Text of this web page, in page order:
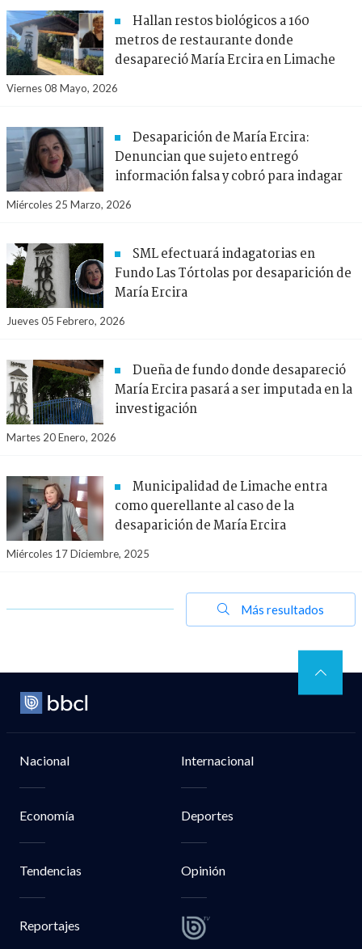
Hallan restos biológicos a 160
metros de restaurante donde
desapareció María Ercira en Limache
Viernes 08 Mayo, 2026
Desaparición de María Ercira:
Denuncian que sujeto entregó
información falsa y cobró para indagar
Miércoles 25 Marzo, 2026
SML efectuará indagatorias en
Fundo Las Tórtolas por desaparición de
María Ercira
Jueves 05 Febrero, 2026
Dueña de fundo donde desapareció
María Ercira pasará a ser imputada en la
investigación
Martes 20 Enero, 2026
Municipalidad de Limache entra
como querellante al caso de la
desaparición de María Ercira
Miércoles 17 Diciembre, 2025
Más resultados
Nacional Internacional
Economía Deportes
Tendencias Opinión
Reportajes